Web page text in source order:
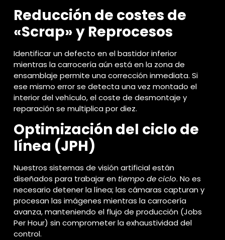
Reducción de costes de
«Scrap» y Reprocesos
Identificar un defecto en el bastidor inferior
mientras la carrocería aún está en la zona de
ensamblaje permite una corrección inmediata. Si
ese mismo error se detecta una vez montado el
interior del vehículo, el coste de desmontaje y
reparación se multiplica por diez.
Optimización del ciclo de
línea (JPH)
Nuestros sistemas de visión artificial están
diseñados para trabajar en tiempo de ciclo. No es
necesario detener la línea; las cámaras capturan y
procesan las imágenes mientras la carrocería
avanza, manteniendo el flujo de producción (Jobs
Per Hour) sin comprometer la exhaustividad del
control.